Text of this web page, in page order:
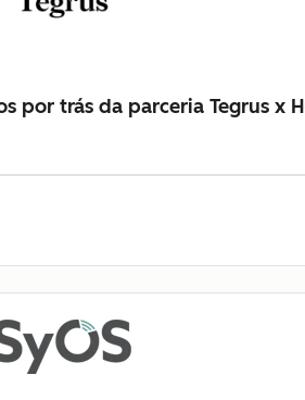
por trás da parceria Tegrus x